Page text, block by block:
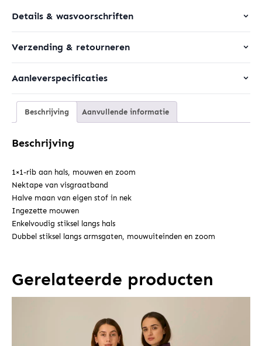
Details & wasvoorschriften
Verzending & retourneren
Aanleverspecificaties
Beschrijving Aanvullende informatie
Beschrijving
1×1-rib aan hals, mouwen en zoom
Nektape van visgraatband
Halve maan van eigen stof in nek
Ingezette mouwen
Enkelvoudig stiksel langs hals
Dubbel stiksel langs armsgaten, mouwuiteinden en zoom
Gerelateerde producten